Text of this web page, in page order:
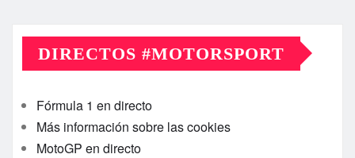
DIRECTOS #MOTORSPORT
Fórmula 1 en directo
Más información sobre las cookies
MotoGP en directo